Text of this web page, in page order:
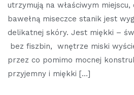
utrzymują na właściwym
bawełną miseczce stanik jest
delikatnej skóry. Jest miękki –
bez fiszbin, wnętrze miski
przez co pomimo mocnej
przyjemny i miękki […]